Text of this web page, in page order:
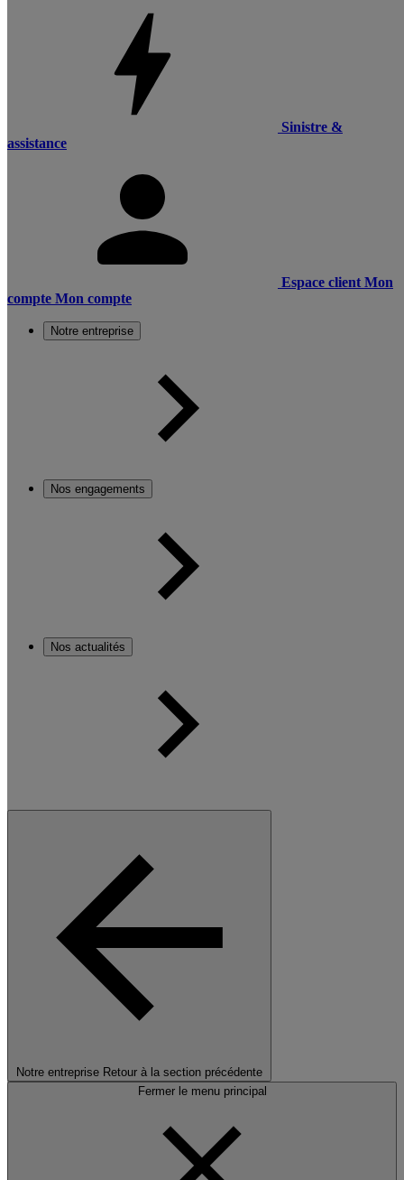
Sinistre &
assistance
Espace client Mon
compte Mon compte
Notre entreprise
Nos engagements
Nos actualités
Notre entreprise Retour à la section précédente
Fermer le menu principal